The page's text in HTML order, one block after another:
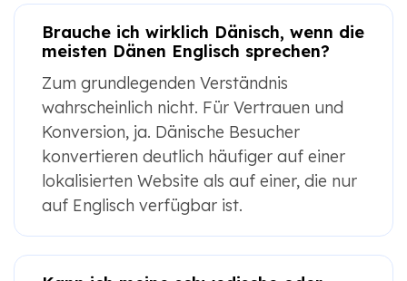
Brauche ich wirklich Dänisch, wenn die
meisten Dänen Englisch sprechen?
Zum grundlegenden Verständnis
wahrscheinlich nicht. Für Vertrauen und
Konversion, ja. Dänische Besucher
konvertieren deutlich häufiger auf einer
lokalisierten Website als auf einer, die nur
auf Englisch verfügbar ist.